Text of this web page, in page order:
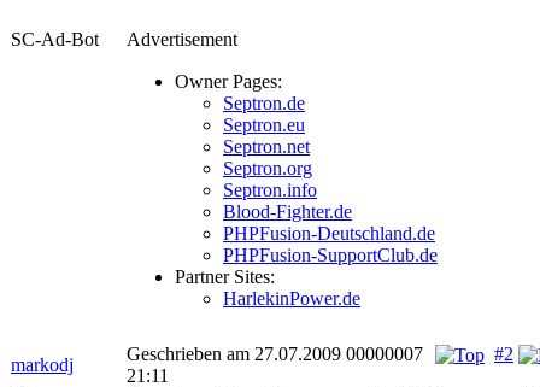
SC-Ad-Bot Advertisement
Owner Pages:
Septron.de
Septron.eu
Septron.net
Septron.org
Septron.info
Blood-Fighter.de
PHPFusion-Deutschland.de
PHPFusion-SupportClub.de
Partner Sites:
HarlekinPower.de
markodj
#2
Geschrieben am 27.07.2009 00000007
21:11